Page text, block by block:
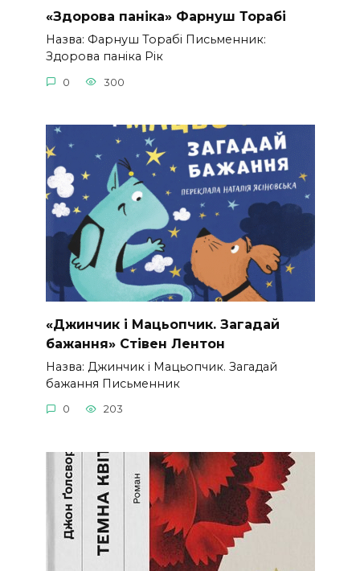
«Здорова паніка» Фарнуш Торабі
Назва: Фарнуш Торабі Письменник:
Здорова паніка Рік
0 300
«Джинчик і Мацьопчик. Загадай
бажання» Стівен Лентон
Назва: Джинчик і Мацьопчик. Загадай
бажання Письменник
0 203